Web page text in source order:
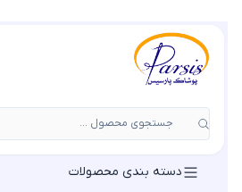
جستجوی محصول ...
دسته بندی محصولات